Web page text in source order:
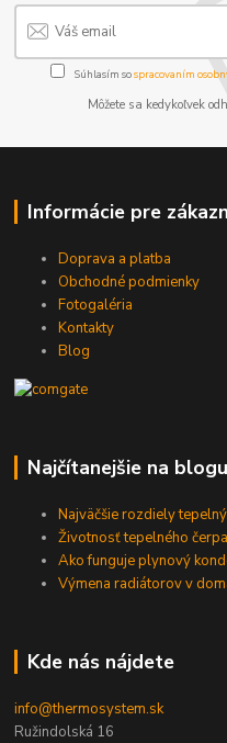
Súhlasím sospracovaním
Môžete sa kedykoľvek
Informácie pre
Doprava a platba
Obchodné podmienky
Fotogaléria
Kontakty
Blog
Najčítanejšie na blogu
Najväčšie rozdiely
Životnosť tepelného
Ako funguje plynový
Výmena radiátorov v
Kde nás nájdete
info@thermosystem.sk
Ružindolská 16